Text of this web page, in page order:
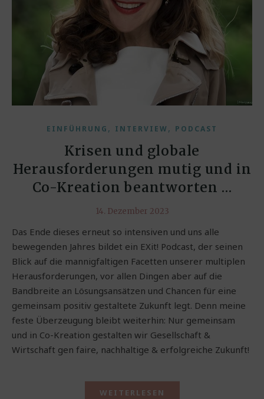
EINFÜHRUNG , INTERVIEW , PODCAST
Krisen und globale
Herausforderungen mutig und in
Co-Kreation beantworten …
14. Dezember 2023
Das Ende dieses erneut so intensiven und uns alle
bewegenden Jahres bildet ein EXit! Podcast, der seinen
Blick auf die mannigfaltigen Facetten unserer multiplen
Herausforderungen, vor allen Dingen aber auf die
Bandbreite an Lösungsansätzen und Chancen für eine
gemeinsam positiv gestaltete Zukunft legt. Denn meine
feste Überzeugung bleibt weiterhin: Nur gemeinsam
und in Co-Kreation gestalten wir Gesellschaft &
Wirtschaft gen faire, nachhaltige & erfolgreiche Zukunft!
WEITERLESEN